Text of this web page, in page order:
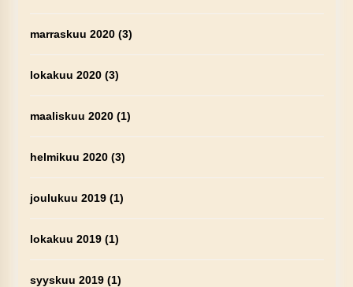
marraskuu 2020(3)
lokakuu 2020(3)
maaliskuu 2020(1)
helmikuu 2020(3)
joulukuu 2019(1)
lokakuu 2019(1)
syyskuu 2019(1)